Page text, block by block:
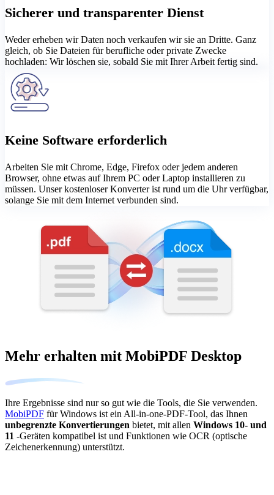
Sicherer und transparenter Dienst
Weder erheben wir Daten noch verkaufen wir sie an Dritte. Ganz
gleich, ob Sie Dateien für berufliche oder private Zwecke
hochladen: Wir löschen sie, sobald Sie mit Ihrer Arbeit fertig sind.
Keine Software erforderlich
Arbeiten Sie mit Chrome, Edge, Firefox oder jedem anderen
Browser, ohne etwas auf Ihrem PC oder Laptop installieren zu
müssen. Unser kostenloser Konverter ist rund um die Uhr verfügbar,
solange Sie mit dem Internet verbunden sind.
Mehr erhalten mit MobiPDF Desktop
Ihre Ergebnisse sind nur so gut wie die Tools, die Sie verwenden.
MobiPDF für Windows ist ein All-in-one-PDF-Tool, das Ihnen
unbegrenzte Konvertierungen bietet, mit allen Windows 10- und
11 -Geräten kompatibel ist und Funktionen wie OCR (optische
Zeichenerkennung) unterstützt.